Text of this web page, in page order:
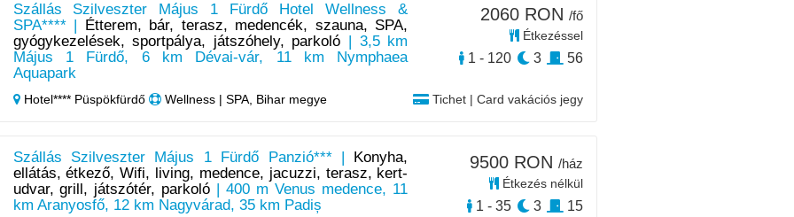
Szállás Szilveszter Május 1 Fürdő Hotel Wellness &
SPA**** |
Étterem, bár, terasz, medencék, szauna, SPA,
gyógykezelések, sportpálya, játszóhely, parkoló | 3,5 km
Május 1 Fürdő, 6 km Dévai-vár, 11 km Nymphaea
Aquapark
Hotel**** Püspökfürdő Wellness | SPA, Bihar megye Tichet | Card vakációs jegy
2060 RON /fő
Étkezéssel
1 - 120 3 56
Szállás Szilveszter Május 1 Fürdő Panzió*** |
Konyha,
ellátás, étkező, Wifi, living, medence, jacuzzi, terasz, kert-
udvar, grill, játszótér, parkoló | 400 m Venus medence, 11
km Aranyosfő, 12 km Nagyvárad, 35 km Padiș
9500 RON /ház
Étkezés nélkül
1 - 35 3 15